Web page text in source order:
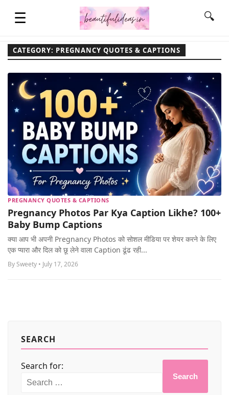
☰
QUOTES
LIFESTYLE
FASHION & STYLE
CONTACT NAME IDEAS
MORE
🔍
CATEGORY: PREGNANCY QUOTES & CAPTIONS
PREGNANCY QUOTES & CAPTIONS
Pregnancy Photos Par Kya Caption Likhe? 100+
Baby Bump Captions
क्या आप भी अपनी Pregnancy Photos को सोशल मीडिया पर शेयर करने के लिए
एक प्यारा और दिल को छू लेने वाला Caption ढूंढ रही...
By Sweety • July 17, 2026
SEARCH
Search for:
Search